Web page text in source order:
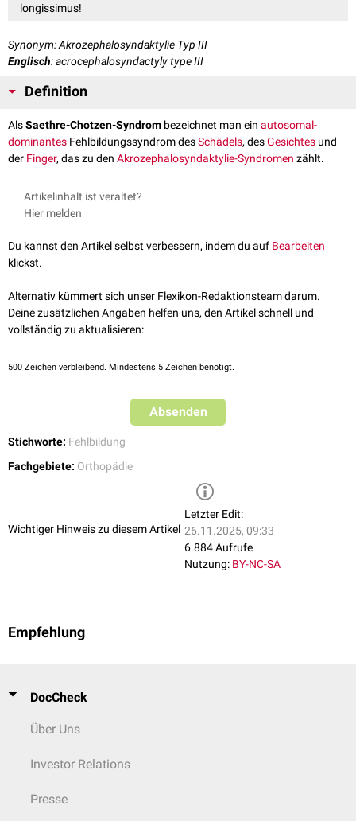
longissimus!
Synonym: Akrozephalosyndaktylie Typ III
Englisch: acrocephalosyndactyly type III
Definition
AlsSaethre-Chotzen-Syndrom bezeichnet man ein autosomal-
dominantes Fehlbildungssyndrom desSchädels, desGesichtes und
der Finger, das zu den Akrozephalosyndaktylie-Syndromen zählt.
Artikelinhalt ist veraltet?
Hier melden
Du kannst den Artikel selbst verbessern, indem du auf Bearbeiten
klickst.
Alternativ kümmert sich unser Flexikon-Redaktionsteam darum.
Deine zusätzlichen Angaben helfen uns, den Artikel schnell und
vollständig zu aktualisieren:
500 Zeichen verbleibend. Mindestens 5 Zeichen benötigt.
Absenden
Stichworte: Fehlbildung
Fachgebiete: Orthopädie
Wichtiger Hinweis zu diesem Artikel
Letzter Edit:
26.11.2025, 09:33
6.884 Aufrufe
Nutzung: BY-NC-SA
Empfehlung
DocCheck
Über Uns
Investor Relations
Presse